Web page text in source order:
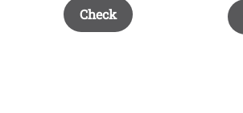
Check